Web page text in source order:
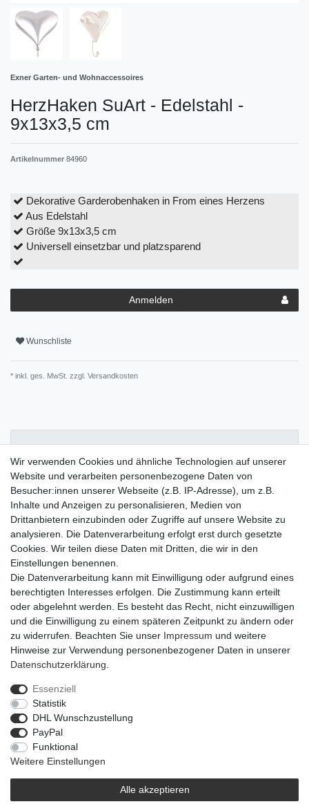
Exner Garten- und Wohnaccessoires
HerzHaken SuArt - Edelstahl -
9x13x3,5 cm
Artikelnummer 84960
Dekorative Garderobenhaken in From eines Herzens
Aus Edelstahl
Größe 9x13x3,5 cm
Universell einsetzbar und platzsparend
Anmelden
Wunschliste
* inkl. ges. MwSt. zzgl. Versandkosten
Pflegehinweise
Artikel-Details
Der HerzHaken SuArt in silber besteht aus Edelstahl und besitzt
eine Größe von 9x13x3,5 cm. Er lässt sich zum Besipiel ideal als
schönen Kleiderhaken nutzen.
Widerrufs­recht
Daten­schutz­erklärung
© 2021 | © Flowerbox Deutschland GmbH
Wir verwenden Cookies und ähnliche Technologien auf unserer
Website und verarbeiten personenbezogene Daten von
Besucher:innen unserer Webseite (z.B. IP-Adresse), um z.B.
Inhalte und Anzeigen zu personalisieren, Medien von
Drittanbietern einzubinden oder Zugriffe auf unsere Website zu
analysieren. Die Datenverarbeitung erfolgt erst durch gesetzte
Cookies. Wir teilen diese Daten mit Dritten, die wir in den
Einstellungen benennen.
Die Datenverarbeitung kann mit Einwilligung oder aufgrund eines
berechtigten Interesses erfolgen. Die Zustimmung kann erteilt
oder abgelehnt werden. Es besteht das Recht, nicht einzuwilligen
und die Einwilligung zu einem späteren Zeitpunkt zu ändern oder
zu widerrufen. Beachten Sie unser Impressum und weitere
Hinweise zur Verwendung personenbezogener Daten in unserer
Daten­schutz­erklärung
Essenziell
Statistik
DHL Wunschzustellung
PayPal
Funktional
Weitere Einstellungen
Alle akzeptieren